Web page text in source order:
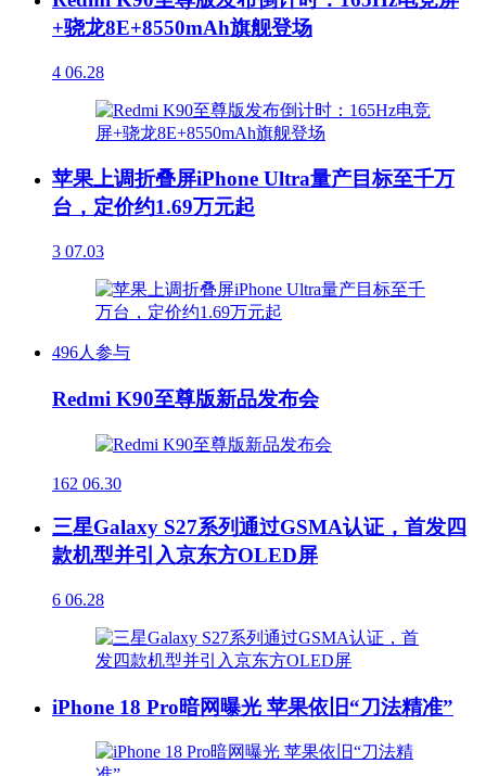
+骁龙8E+8550mAh旗舰登场
4 06.28
苹果上调折叠屏iPhone Ultra量产目标至千万
台，定价约1.69万元起
3 07.03
496人参与
Redmi K90至尊版新品发布会
162 06.30
三星Galaxy S27系列通过GSMA认证，首发四
款机型并引入京东方OLED屏
6 06.28
iPhone 18 Pro暗网曝光 苹果依旧“刀法精准”